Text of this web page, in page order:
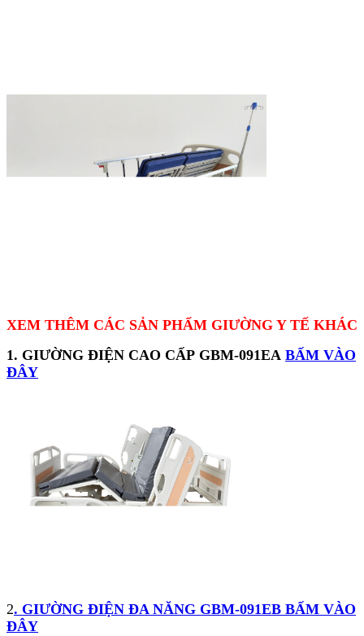
XEM THÊM CÁC SẢN PHẨM GIƯỜNG Y TẾ KHÁC
1. GIƯỜNG ĐIỆN CAO CẤP GBM-091EA BẤM VÀO
ĐÂY
2. GIƯỜNG ĐIỆN ĐA NĂNG GBM-091EB BẤM VÀO
ĐÂY